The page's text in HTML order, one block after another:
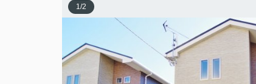
1/2